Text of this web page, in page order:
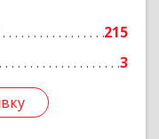
215
3
Подробнее